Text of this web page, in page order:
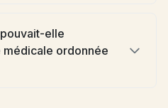
elle
ordonnée